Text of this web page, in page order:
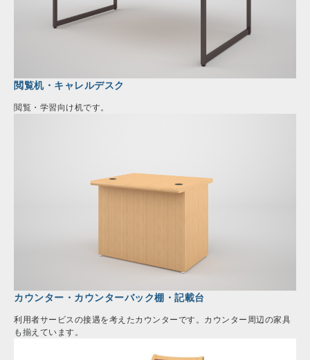
閲覧机・キャレルデスク
閲覧・学習向け机です。
カウンター・カウンターバック棚・記載台
利用者サービスの接遇を考えたカウンターです。カウンター周辺の家具
も揃えています。